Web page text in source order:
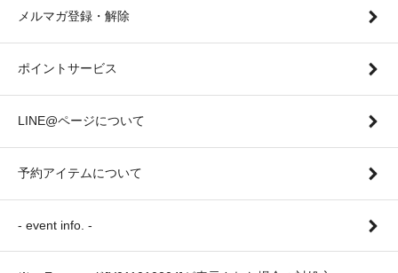
メルマガ登録・解除
ポイントサービス
LINE@ページについて
予約アイテムについて
- event info. -